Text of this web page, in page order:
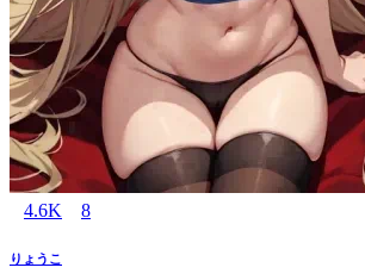
4.6K 8
りょうこ